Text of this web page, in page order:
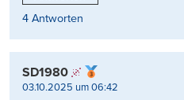
4 Antworten
SD1980
03.10.2025 um 06:42